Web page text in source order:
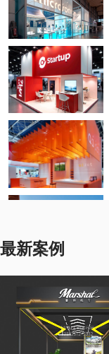
最新案例